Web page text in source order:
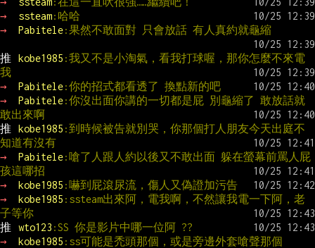
→
ssteam:哈哈
→
Pabitele:果然不敢面對 只會放話 有人真約就龜縮
推 kobe1985 :我又不是小淘氣，看我打球喔，那你怎麼不來電
我
→
Pabitele:你的招式都看透了 換點新的吧
→
Pabitele:你沒出面你講的一切都是屁 別龜縮了 敢放話就
敢出來啊
推
kobe1985 :到時候被告就別哭，你那個打人朋友今天出庭不
知道有沒有
→
Pabitele:嗆了人跟人約以後又不敢出面 躲在螢幕前罵人屁
孩這哪招
→
kobe1985 :嚇到屁滾尿流，傷人又偽證加污告
→
kobe1985 :ssteam出來阿，電我啊，不然讓我電一下阿，老
子等你
推
wto123 :SS 你是影片中哪一位阿 ??
→
kobe1985 :ss可能是禿頭那個，或是旁邊外套嗆聲那個